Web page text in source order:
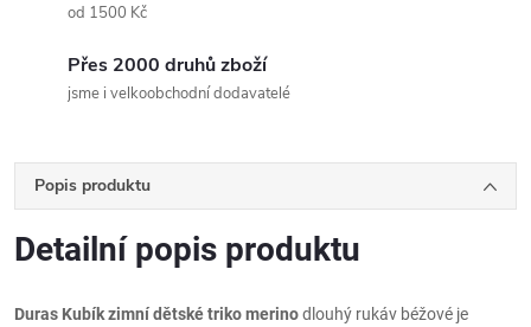
od 1500 Kč
Přes 2000 druhů zboží
jsme i velkoobchodní dodavatelé
Popis produktu
Detailní popis produktu
Duras Kubík zimní dětské triko merinodlouhý rukáv béžové je